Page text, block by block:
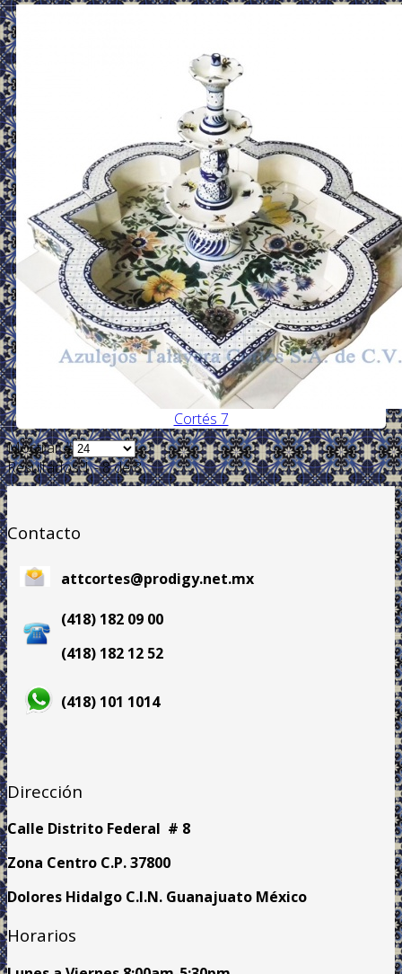
Cortés 7
Mostrar #
Resultados 1 - 8 de 8
Contacto
attcortes@prodigy.net.mx
(418) 182 09 00
(418) 182 12 52
(418) 101 1014
Dirección
Calle Distrito Federal # 8
Zona Centro C.P. 37800
Dolores Hidalgo C.I.N. Guanajuato México
Horarios